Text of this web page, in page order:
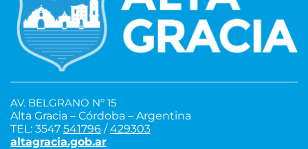
AV. BELGRANO Nº 15
Alta Gracia – Córdoba – Argentina
TEL: 3547 541796 /429303
altagracia.gob.ar